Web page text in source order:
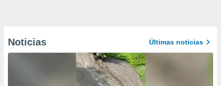
Noticias Últimas noticias